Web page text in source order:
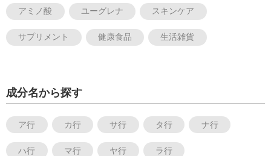
アミノ酸 ユーグレナ スキンケア
サプリメント 健康食品 生活雑貨
成分名から探す
ア行 カ行 サ行 タ行 ナ行
ハ行 マ行 ヤ行 ラ行